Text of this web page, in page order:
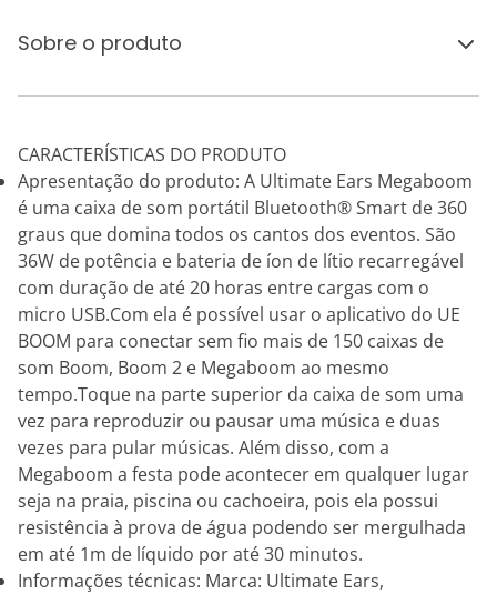
Sobre o produto
CARACTERÍSTICAS DO PRODUTO
Apresentação do produto: A Ultimate Ears Megaboom
é uma caixa de som portátil Bluetooth® Smart de 360
graus que domina todos os cantos dos eventos. São
36W de potência e bateria de íon de lítio recarregável
com duração de até 20 horas entre cargas com o
micro USB.Com ela é possível usar o aplicativo do UE
BOOM para conectar sem fio mais de 150 caixas de
som Boom, Boom 2 e Megaboom ao mesmo
tempo.Toque na parte superior da caixa de som uma
vez para reproduzir ou pausar uma música e duas
vezes para pular músicas. Além disso, com a
Megaboom a festa pode acontecer em qualquer lugar
seja na praia, piscina ou cachoeira, pois ela possui
resistência à prova de água podendo ser mergulhada
em até 1m de líquido por até 30 minutos.
Informações técnicas: Marca: Ultimate Ears,